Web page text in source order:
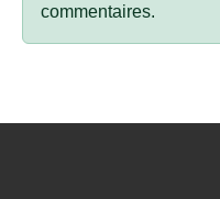
commentaires.